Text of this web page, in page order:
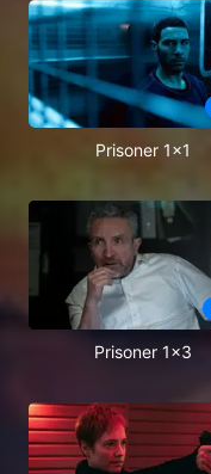
Prisoner 1x1
Prisoner 1x3